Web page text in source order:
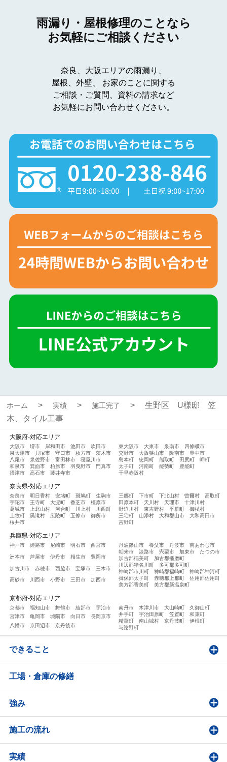
雨漏り・屋根修理のことなら
お気軽にご相談ください
奈良、大阪エリアの雨漏り、
屋根、外壁、
お家のことに関する
ご相談・ご質問、資料の請求など
お気軽にお問い合わせください。
ホーム 実績 施工完了
生野区 U様邸 笠
木、タイル工事
大阪府-対応エリア
大阪市 堺市 岸和田市 池田市
吹田市
泉大津市
貝塚市 守口市 枚方市
茨木市
八尾市
泉佐野市 富田林市
寝屋川市
和泉市
箕面市 柏原市 羽曳野市
門真市
摂津市
高石市 藤井寺市
東大阪市 大東市 泉南市
四條畷市
交野市
大阪狭山市 阪南市
豊中市
島本町
忠岡町 熊取町 田尻町
岬町
太子町
河南町 能勢町
豊能町
千早赤阪村
奈良県-対応エリア
奈良市 明日香村 安堵町 斑鳩町
生駒市
宇陀市
王寺町 大淀町 香芝市
橿原市
葛城市
上北山村 河合町 川上村
川西町
上牧町
黒滝村 広陵町 五條市
御所市
桜井市
三郷町 下市町 下北山村 曽爾村
高取町
田原本町
天川村 天理市
十津川村
野迫川村
東吉野村 平群町
御杖村
三宅町
山添村 大和郡山市
大和高田市
吉野町
兵庫県-対応エリア
神戸市 姫路市 尼崎市 明石市 西宮市
洲本市 芦屋市 伊丹市 相生市 豊岡市
加古川市 赤穂市 西脇市 宝塚市 三木市
高砂市 川西市 小野市 三田市 加西市
丹波篠山市 養父市 丹波市
南あわじ市
朝来市
淡路市 宍粟市 加東市
たつの市
加古郡稲美町
加古郡播磨町
川辺郡猪名川町
多可郡多可町
神崎郡市川町
神崎郡福崎町
神崎郡神河町
揖保郡太子町
赤穂郡上郡町
佐用郡佐用町
美方郡香美町
美方郡新温泉町
京都府-対応エリア
京都市 福知山市 舞鶴市 綾部市
宇治市
宮津市
亀岡市 城陽市 向日市
長岡京市
八幡市
京田辺市 京丹後市
南丹市 木津川市 大山崎町
久御山町
井手町
宇治田原町 笠置町
和束町
精華町
南山城村 京丹波町
伊根町
与謝野町
できること
工場・倉庫の修繕
強み
施工の流れ
実績